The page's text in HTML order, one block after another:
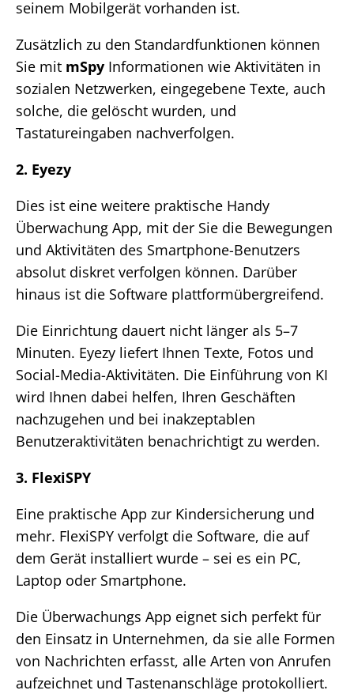
seinem Mobilgerät vorhanden ist.
Zusätzlich zu den Standardfunktionen können
Sie mit mSpy Informationen wie Aktivitäten in
sozialen Netzwerken, eingegebene Texte, auch
solche, die gelöscht wurden, und
Tastatureingaben nachverfolgen.
2. Eyezy
Dies ist eine weitere praktische Handy
Überwachung App, mit der Sie die Bewegungen
und Aktivitäten des Smartphone-Benutzers
absolut diskret verfolgen können. Darüber
hinaus ist die Software plattformübergreifend.
Die Einrichtung dauert nicht länger als 5–7
Minuten. Eyezy liefert Ihnen Texte, Fotos und
Social-Media-Aktivitäten. Die Einführung von KI
wird Ihnen dabei helfen, Ihren Geschäften
nachzugehen und bei inakzeptablen
Benutzeraktivitäten benachrichtigt zu werden.
3. FlexiSPY
Eine praktische App zur Kindersicherung und
mehr. FlexiSPY verfolgt die Software, die auf
dem Gerät installiert wurde – sei es ein PC,
Laptop oder Smartphone.
Die Überwachungs App eignet sich perfekt für
den Einsatz in Unternehmen, da sie alle Formen
von Nachrichten erfasst, alle Arten von Anrufen
aufzeichnet und Tastenanschläge protokolliert.